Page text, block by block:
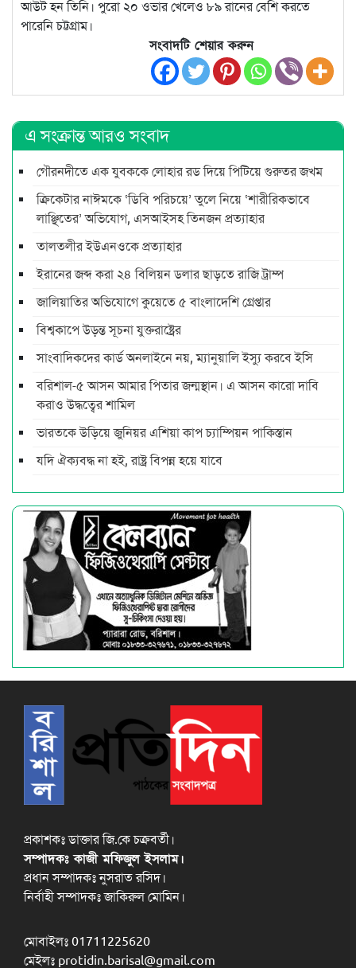
আউট হন তিনি। পুরো ২০ ওভার খেলেও ৮৯ রানের বেশি করতে
পারেনি চট্টগ্রাম।
সংবাদটি শেয়ার করুন
এ সংক্রান্ত আরও সংবাদ
গৌরনদীতে এক যুবককে লোহার রড দিয়ে পিটিয়ে গুরুতর জখম
ক্রিকেটার নাঈমকে ‘ডিবি পরিচয়ে’ তুলে নিয়ে ‘শারীরিকভাবে
লাঞ্ছিতের’ অভিযোগ, এসআইসহ তিনজন প্রত্যাহার
তালতলীর ইউএনওকে প্রত্যাহার
ইরানের জব্দ করা ২৪ বিলিয়ন ডলার ছাড়তে রাজি ট্রাম্প
জালিয়াতির অভিযোগে কুয়েতে ৫ বাংলাদেশি গ্রেপ্তার
বিশ্বকাপে উড়ন্ত সূচনা যুক্তরাষ্ট্রের
সাংবাদিকদের কার্ড অনলাইনে নয়, ম্যানুয়ালি ইস্যু করবে ইসি
বরিশাল-৫ আসন আমার পিতার জন্মস্থান। এ আসন কারো দাবি
করাও উদ্ধত্বের শামিল
ভারতকে উড়িয়ে জুনিয়র এশিয়া কাপ চ্যাম্পিয়ন পাকিস্তান
যদি ঐক্যবদ্ধ না হই, রাষ্ট্র বিপন্ন হয়ে যাবে
প্রকাশকঃ ডাক্তার জি.কে চক্রবর্তী।
সম্পাদকঃ কাজী মফিজুল ইসলাম।
প্রধান সম্পাদকঃ নুসরাত রসিদ।
নির্বাহী সম্পাদকঃ জাকিরুল মোমিন।
মোবাইলঃ 01711225620
মেইলঃ protidin.barisal@gmail.com